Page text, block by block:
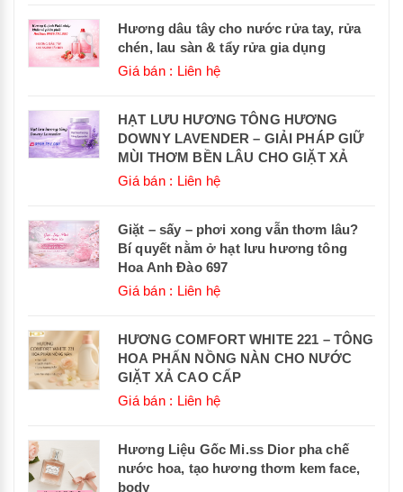
Hương dâu tây cho nước rửa tay, rửa
chén, lau sàn & tẩy rửa gia dụng
Giá bán : Liên hệ
HẠT LƯU HƯƠNG TÔNG HƯƠNG
DOWNY LAVENDER – GIẢI PHÁP GIỮ
MÙI THƠM BỀN LÂU CHO GIẶT XẢ
Giá bán : Liên hệ
Giặt – sấy – phơi xong vẫn thơm lâu?
Bí quyết nằm ở hạt lưu hương tông
Hoa Anh Đào 697
Giá bán : Liên hệ
HƯƠNG COMFORT WHITE 221 – TÔNG
HOA PHẤN NỒNG NÀN CHO NƯỚC
GIẶT XẢ CAO CẤP
Giá bán : Liên hệ
Hương Liệu Gốc Mi.ss Dior pha chế
nước hoa, tạo hương thơm kem face,
body